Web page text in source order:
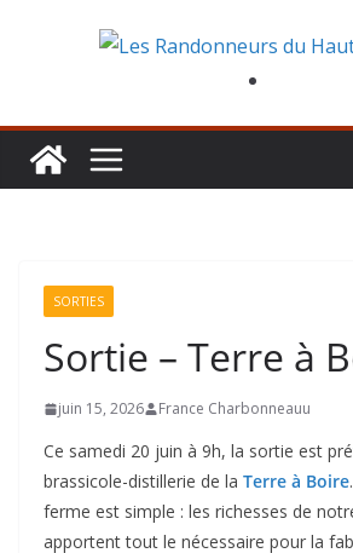
SORTIES
Sortie – Terre à
juin 15, 2026 France Charbonneauu
Ce samedi 20 juin à 9h, la sortie est
brassicole-distillerie de la Terre à Boire
ferme est simple : les richesses de
apportent tout le nécessaire pour la